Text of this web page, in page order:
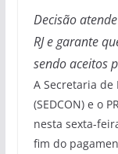
Decisão
RJ e garante
sendo aceitos
A Secretaria de
(SEDCON) e o
nesta sexta-
fim do